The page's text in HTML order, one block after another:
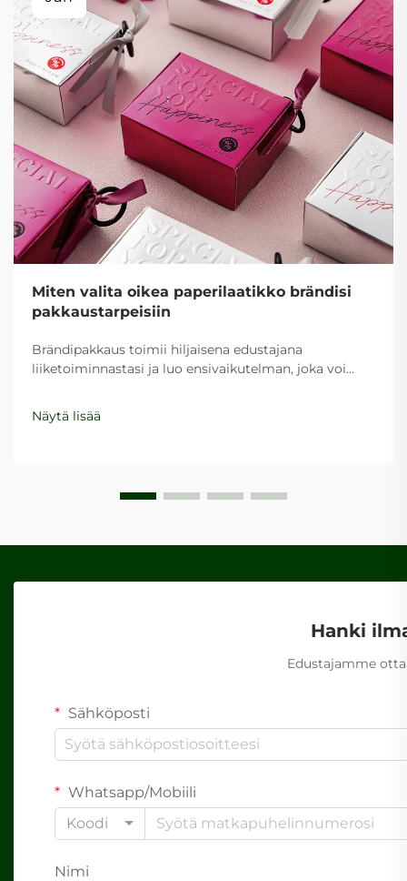
Miten valita oikea paperilaatikko brändisi
pakkaustarpeisiin
Brändipakkaus toimii hiljaisena edustajana
liiketoiminnastasi ja luo ensivaikutelman, joka voi
Oikean paperilaatikon valinta brändisi
pakkaustarpeisiin edellyttää huolellista...
Näytä lisää
Hanki
Edustajamme
Sähköposti
Whatsapp/Mobiili
Koodi
Nimi